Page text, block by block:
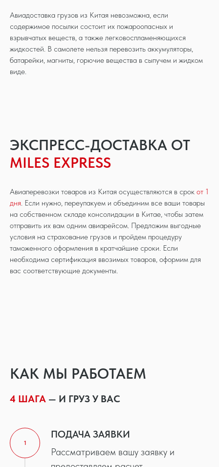
Авиадоставка грузов из Китая невозможна, если
содержимое посылки состоит их пожароопасных и
взрывчатых веществ, а также легковоспламеняющихся
жидкостей. В самолете нельзя перевозить аккумуляторы,
батарейки, магниты, горючие вещества в сыпучем и жидком
виде.
ЭКСПРЕСС-ДОСТАВКА ОТ
MILES EXPRESS
Авиаперевозки товаров из Китая осуществляются в срок от 1
дня . Если нужно, переупакуем и объединим все ваши товары
на собственном складе консолидации в Китае, чтобы затем
отправить их вам одним авиарейсом. Предложим выгодные
условия на страхование грузов и пройдем процедуру
таможенного оформления в кратчайшие сроки. Если
необходима сертификация ввозимых товаров, оформим для
вас соответствующие документы.
КАК МЫ РАБОТАЕМ
4 ШАГА — И ГРУЗ У ВАС
1
ПОДАЧА ЗАЯВКИ
Рассматриваем вашу заявку и